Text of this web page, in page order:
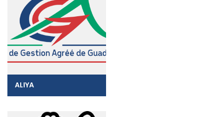
ALIYA